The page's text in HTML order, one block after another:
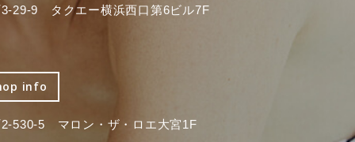
29-9 タクエー横浜西口第6ビル7F
info
530-5 マロン・ザ・ロエ大宮1F